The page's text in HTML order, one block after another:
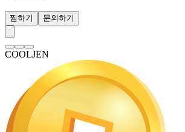
찜하기 문의하기
COOLJEN